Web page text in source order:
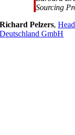
Sourcing
Richard Pelzers,
Deutschland GmbH